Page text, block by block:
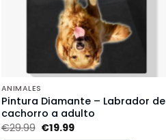
ANIMALES
Pintura Diamante – Labrador de
cachorro a adulto
€29.99 €19.99